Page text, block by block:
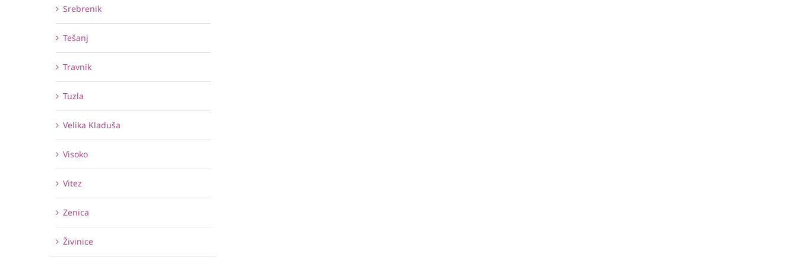
Srebrenik
Tešanj
Travnik
Tuzla
Velika Kladuša
Visoko
Vitez
Zenica
Živinice